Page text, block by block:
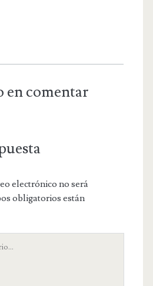
en comentar
electrónico no será
obligatorios están